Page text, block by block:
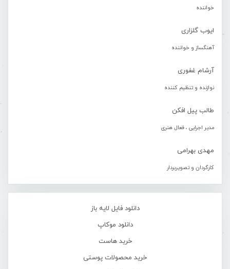
خواننده
ایوب گلزاری
آهنگساز و خواننده
آرشام غفوری
نوازنده و تنظیم کننده
طالب پیل افکن
مدیر اجرایی ، فعال هنری
مهدی بهرامی
کارگردان و تصویربردار
دانلود فایل لایه باز
دانلود موکاپ
خرید هاست
خرید محصولات پوستی